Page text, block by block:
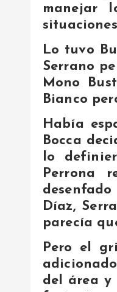
manejar
Lo tuvo
Serrano
Mono
Bianco
Había
Bocca
lo
Perrona
Díaz,
parecía
Pero el
del área y